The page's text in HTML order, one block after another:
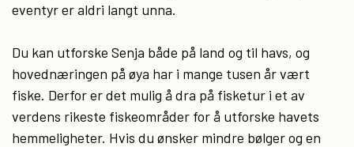
eventyr er aldri langt unna.
Du kan utforske Senja både på land og til havs, og
hovednæringen på øya har i mange tusen år vært
fiske. Derfor er det mulig å dra på fisketur i et av
verdens rikeste fiskeområder for å utforske havets
hemmeligheter. Hvis du ønsker mindre bølger og en